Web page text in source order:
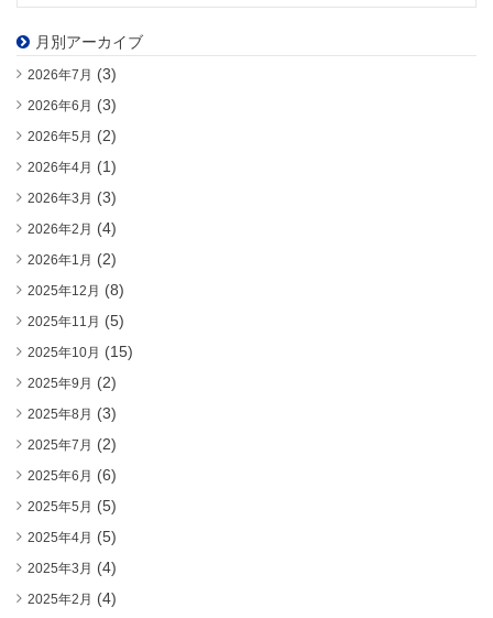
月別アーカイブ
2026年7月 (3)
2026年6月 (3)
2026年5月 (2)
2026年4月 (1)
2026年3月 (3)
2026年2月 (4)
2026年1月 (2)
2025年12月 (8)
2025年11月 (5)
2025年10月 (15)
2025年9月 (2)
2025年8月 (3)
2025年7月 (2)
2025年6月 (6)
2025年5月 (5)
2025年4月 (5)
2025年3月 (4)
2025年2月 (4)